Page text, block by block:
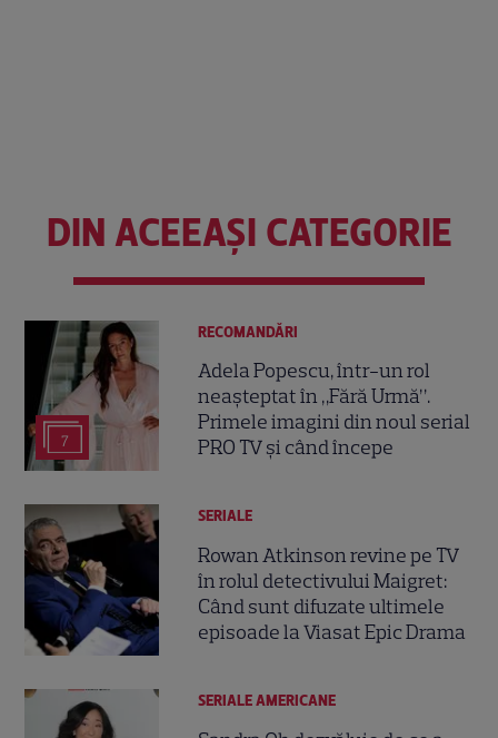
DIN ACEEAȘI CATEGORIE
7
RECOMANDĂRI
Adela Popescu, într-un rol
neașteptat în „Fără Urmă”.
Primele imagini din noul serial
PRO TV și când începe
SERIALE
Rowan Atkinson revine pe TV
în rolul detectivului Maigret:
Când sunt difuzate ultimele
episoade la Viasat Epic Drama
SERIALE AMERICANE